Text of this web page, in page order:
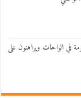
في الواحات ويراهنون على